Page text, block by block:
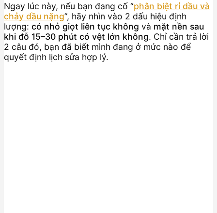
Ngay lúc này, nếu bạn đang cố “phân biệt rỉ dầu và
chảy dầu nặng”, hãy nhìn vào 2 dấu hiệu định
lượng: có nhỏ giọt liên tục không và mặt nền sau
khi đỗ 15–30 phút có vệt lớn không. Chỉ cần trả lời
2 câu đó, bạn đã biết mình đang ở mức nào để
quyết định lịch sửa hợp lý.